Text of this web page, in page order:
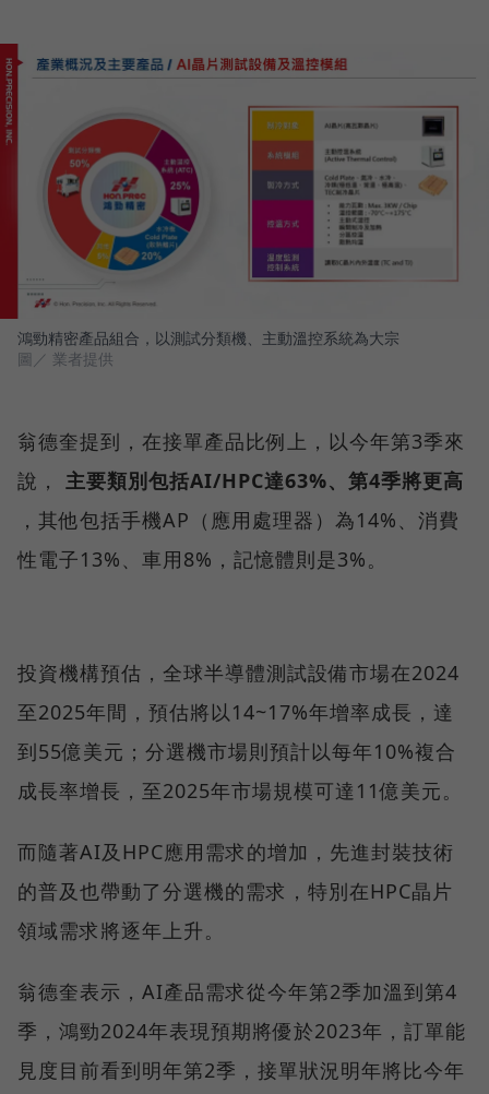
鴻勁精密產品組合，以測試分類機、主動溫控系統為大宗
圖／ 業者提供
翁德奎提到，在接單產品比例上，以今年第3季來
說， 主要類別包括AI/HPC達63%、第4季將更高
，其他包括手機AP（應用處理器）為14%、消費
性電子13%、車用8%，記憶體則是3%。
投資機構預估，全球半導體測試設備市場在2024
至2025年間，預估將以14~17%年增率成長，達
到55億美元；分選機市場則預計以每年10%複合
成長率增長，至2025年市場規模可達11億美元。
而隨著AI及HPC應用需求的增加，先進封裝技術
的普及也帶動了分選機的需求，特別在HPC晶片
領域需求將逐年上升。
翁德奎表示，AI產品需求從今年第2季加溫到第4
季，鴻勁2024年表現預期將優於2023年，訂單能
見度目前看到明年第2季，接單狀況明年將比今年